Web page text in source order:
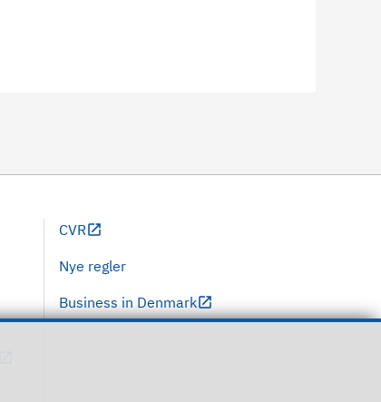
CVR
Nye regler
Business in Denmark